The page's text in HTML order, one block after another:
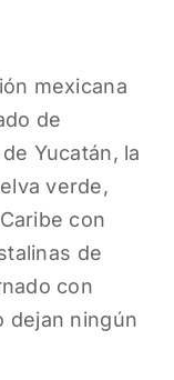
mexicana
de
Yucatán, la
verde,
con
de
con
dejan ningún